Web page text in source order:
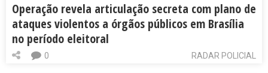
Operação revela articulação secreta com plano de
ataques violentos a órgãos públicos em Brasília
no período eleitoral
RADAR POLICIAL
0